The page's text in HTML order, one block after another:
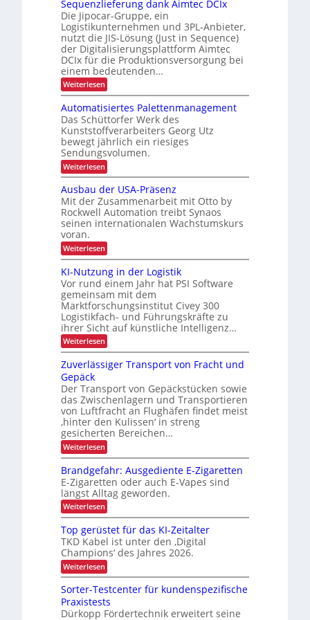
r
R
e
c
y
c
l
i
n
g
h
ö
f
e
n
o
m
i
e
u
n
d
P
r
ä
z
i
i
o
n
m
i
n
n
e
r
b
e
t
r
e
b
l
i
c
h
e
n
L
a
t
e
n
t
r
a
n
r
b
e
i
t
s
s
i
c
h
e
r
h
e
i
t
d
u
r
c
L
E
D
-
P
r
o
e
k
t
i
o
n
Sequenzlieferung dank Aimtec DCIx
Die Jipocar-Gruppe, ein
Logistikunternehmen und 3PL-Anbieter,
nutzt die JIS-Lösung (Just in Sequence)
der Digitalisierungsplattform Aimtec
DCIx für die Produktionsversorgung bei
einem bedeutenden…
Weiterlesen:
S
q
u
e
n
z
l
i
e
f
e
r
u
n
d
a
n
k
A
i
m
t
e
c
D
C
I
Automatisiertes Palettenmanagement
Das Schüttorfer Werk des
Kunststoffverarbeiters Georg Utz
bewegt jährlich ein riesiges
Sendungsvolumen.
Weiterlesen:
A
u
t
o
m
a
i
s
i
e
r
t
e
s
P
a
l
e
t
t
n
m
a
n
a
g
e
m
e
n
t
Ausbau der USA-Präsenz
Mit der Zusammenarbeit mit Otto by
Rockwell Automation treibt Synaos
seinen internationalen Wachstumskurs
voran.
Weiterlesen:
A
s
b
a
u
d
e
r
U
S
A
r
ä
s
e
n
z
KI-Nutzung in der Logistik
Vor rund einem Jahr hat PSI Software
gemeinsam mit dem
Marktforschungsinstitut Civey 300
Logistikfach- und Führungskräfte zu
ihrer Sicht auf künstliche Intelligenz…
Weiterlesen:
K
I
-
u
t
z
u
n
g
i
n
d
e
r
L
o
g
s
t
i
k
Zuverlässiger Transport von Fracht und
Gepäck
Der Transport von Gepäckstücken sowie
das Zwischenlagern und Transportieren
von Luftfracht an Flughäfen findet meist
‚hinter den Kulissen‘ in streng
gesicherten Bereichen…
Weiterlesen:
Z
u
v
e
r
l
ä
s
i
g
e
r
r
a
n
Brandgefahr: Ausgediente E-Zigaretten
E-Zigaretten oder auch E-Vapes sind
längst Alltag geworden.
Weiterlesen:
B
a
n
d
g
e
a
h
r
Top gerüstet für das KI-Zeitalter
TKD Kabel ist unter den ‚Digital
Champions‘ des Jahres 2026.
Weiterlesen:
T
p
g
e
Sorter-Testcenter für kundenspezifische
Praxistests
Dürkopp Fördertechnik erweitert seine